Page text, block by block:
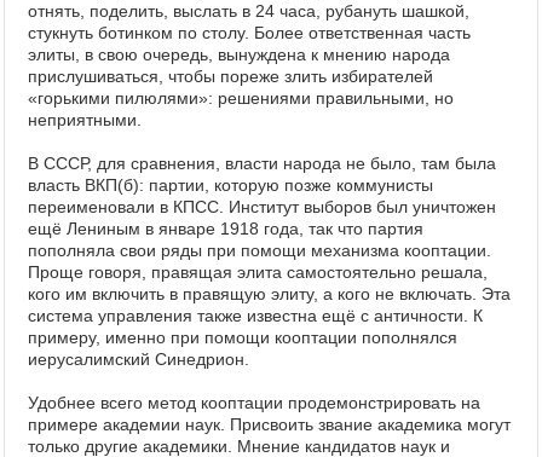
отнять, поделить, выслать в 24 часа, рубануть шашкой,
стукнуть ботинком по столу. Более ответственная часть
элиты, в свою очередь, вынуждена к мнению народа
прислушиваться, чтобы пореже злить избирателей
«горькими пилюлями»: решениями правильными, но
неприятными.
В СССР, для сравнения, власти народа не было, там была
власть ВКП(б): партии, которую позже коммунисты
переименовали в КПСС. Институт выборов был уничтожен
ещё Лениным в январе 1918 года, так что партия
пополняла свои ряды при помощи механизма кооптации.
Проще говоря, правящая элита самостоятельно решала,
кого им включить в правящую элиту, а кого не включать. Эта
система управления также известна ещё с античности. К
примеру, именно при помощи кооптации пополнялся
иерусалимский Синедрион.
Удобнее всего метод кооптации продемонстрировать на
примере академии наук. Присвоить звание академика могут
только другие академики. Мнение кандидатов наук и